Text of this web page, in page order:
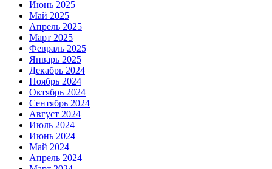
Июнь 2025
Май 2025
Апрель 2025
Март 2025
Февраль 2025
Январь 2025
Декабрь 2024
Ноябрь 2024
Октябрь 2024
Сентябрь 2024
Август 2024
Июль 2024
Июнь 2024
Май 2024
Апрель 2024